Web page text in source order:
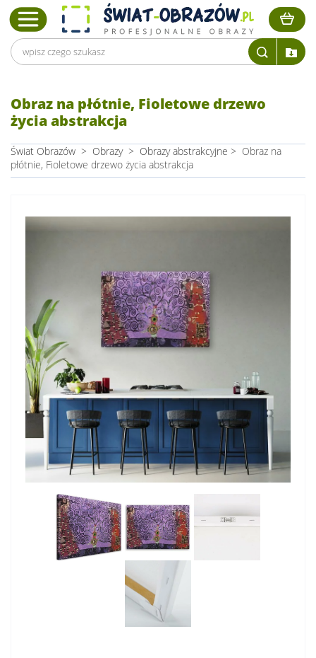
Obraz na płótnie, Fioletowe drzewo
życia abstrakcja
Świat Obrazów > Obrazy > Obrazy abstrakcyjne > Obraz na
płótnie, Fioletowe drzewo życia abstrakcja